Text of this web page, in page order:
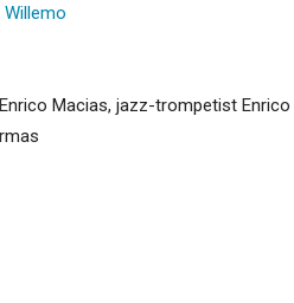
Willemo
Macias, jazz-trompetist Enrico